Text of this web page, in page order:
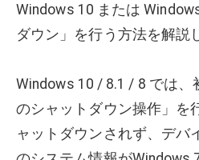
Windows 10 または
ダウン」を行う方法を解説
Windows 10 / 8.1 / 8 では、
のシャットダウン操作」を
ャットダウンされず、デバ